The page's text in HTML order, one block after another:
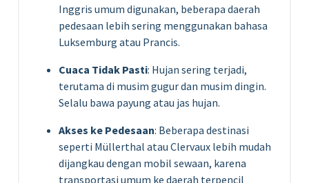
Inggris umum digunakan, beberapa daerah
pedesaan lebih sering menggunakan bahasa
Luksemburg atau Prancis.
Cuaca Tidak Pasti: Hujan sering terjadi,
terutama di musim gugur dan musim dingin.
Selalu bawa payung atau jas hujan.
Akses ke Pedesaan: Beberapa destinasi
seperti Müllerthal atau Clervaux lebih mudah
dijangkau dengan mobil sewaan, karena
transportasi umum ke daerah terpencil